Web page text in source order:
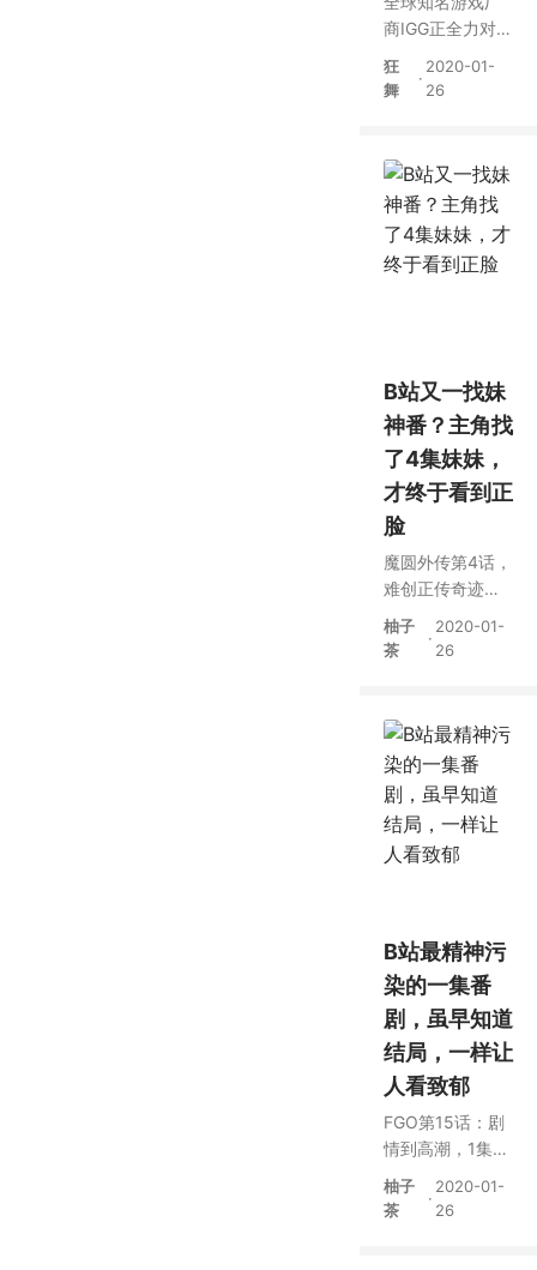
商IGG正全力对武
持，目前已先期
于采购疫情支援
物资。
狂
舞
·
2020-01-
26
B站又一找妹
神番？主角找
了4集妹妹，
才终于看到正
脸
魔圆外传第4话，
难创正传奇迹，4
集过后播放量不
到500万
柚子
茶
·
2020-01-
26
B站最精神污
染的一集番
剧，虽早知道
结局，一样让
人看致郁
FGO第15话：剧
情到高潮，1集数
个主要角色去
世，蘑菇也太狠
柚子
茶
·
2020-01-
26